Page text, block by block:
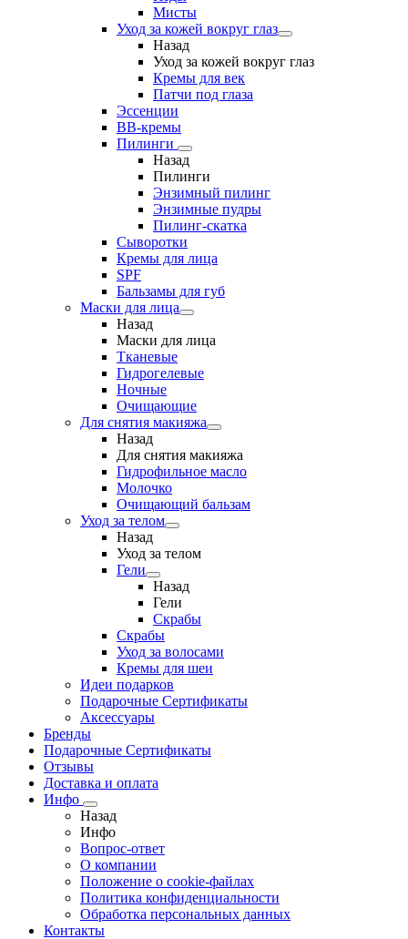
Мисты
Уход за кожей вокруг глаз
Назад
Уход за кожей вокруг глаз
Кремы для век
Патчи под глаза
Эссенции
ВВ-кремы
Пилинги
Назад
Пилинги
Энзимный пилинг
Энзимные пудры
Пилинг-скатка
Сыворотки
Кремы для лица
SPF
Бальзамы для губ
Маски для лица
Назад
Маски для лица
Тканевые
Гидрогелевые
Ночные
Очищающие
Для снятия макияжа
Назад
Для снятия макияжа
Гидрофильное масло
Молочко
Очищающий бальзам
Уход за телом
Назад
Уход за телом
Гели
Назад
Гели
Скрабы
Скрабы
Уход за волосами
Кремы для шеи
Идеи подарков
Подарочные Сертификаты
Аксессуары
Бренды
Подарочные Сертификаты
Отзывы
Доставка и оплата
Инфо
Назад
Инфо
Вопрос-ответ
О компании
Положение о cookie-файлах
Политика конфиденциальности
Обработка персональных данных
Контакты